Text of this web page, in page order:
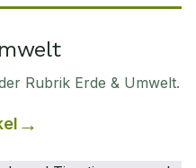
Rubrik Erde & Umwelt.